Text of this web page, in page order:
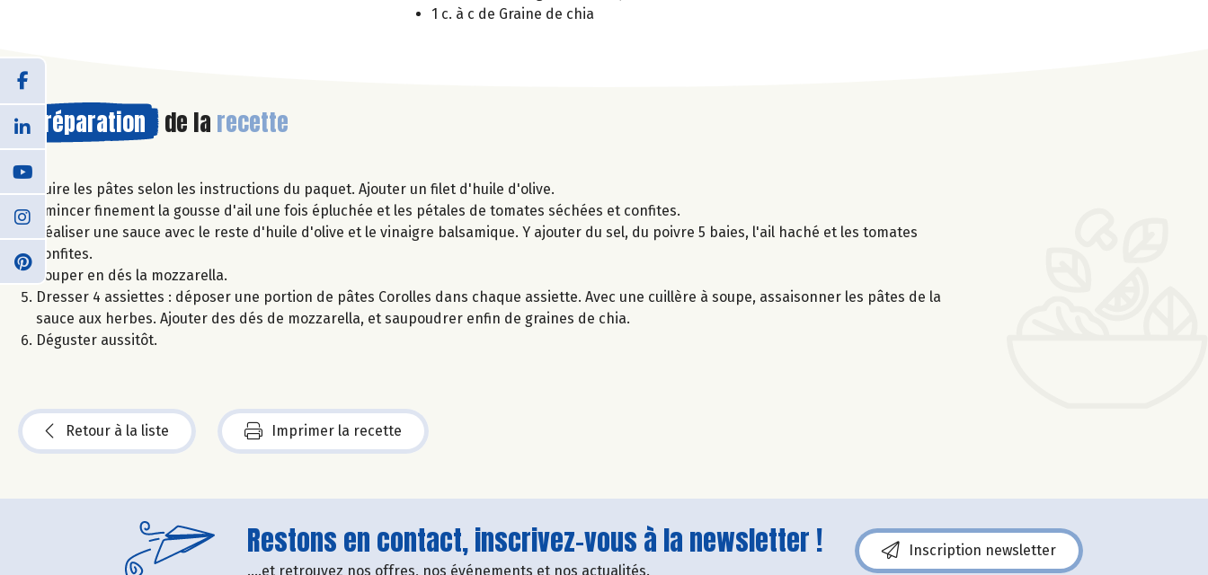
1 c. à c de Graine de chia
Préparation de la recette
Cuire les pâtes selon les instructions du paquet. Ajouter un filet d'huile d'olive.
Emincer finement la gousse d'ail une fois épluchée et les pétales de tomates séchées et confites.
Réaliser une sauce avec le reste d'huile d'olive et le vinaigre balsamique. Y ajouter du sel, du poivre 5 baies, l'ail haché et les tomates
confites.
Couper en dés la mozzarella.
Dresser 4 assiettes : déposer une portion de pâtes Corolles dans chaque assiette. Avec une cuillère à soupe, assaisonner les pâtes de la
sauce aux herbes. Ajouter des dés de mozzarella, et saupoudrer enfin de graines de chia.
Déguster aussitôt.
Retour à la liste Imprimer la recette
Restons en contact, inscrivez-vous à la newsletter !
....et retrouvez nos offres, nos événements et nos actualités.
Inscription newsletter